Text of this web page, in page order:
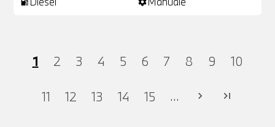
1 2 3 4 5 6 7 8 9 10
11 12 13 14 15 ... chevron_right last_page